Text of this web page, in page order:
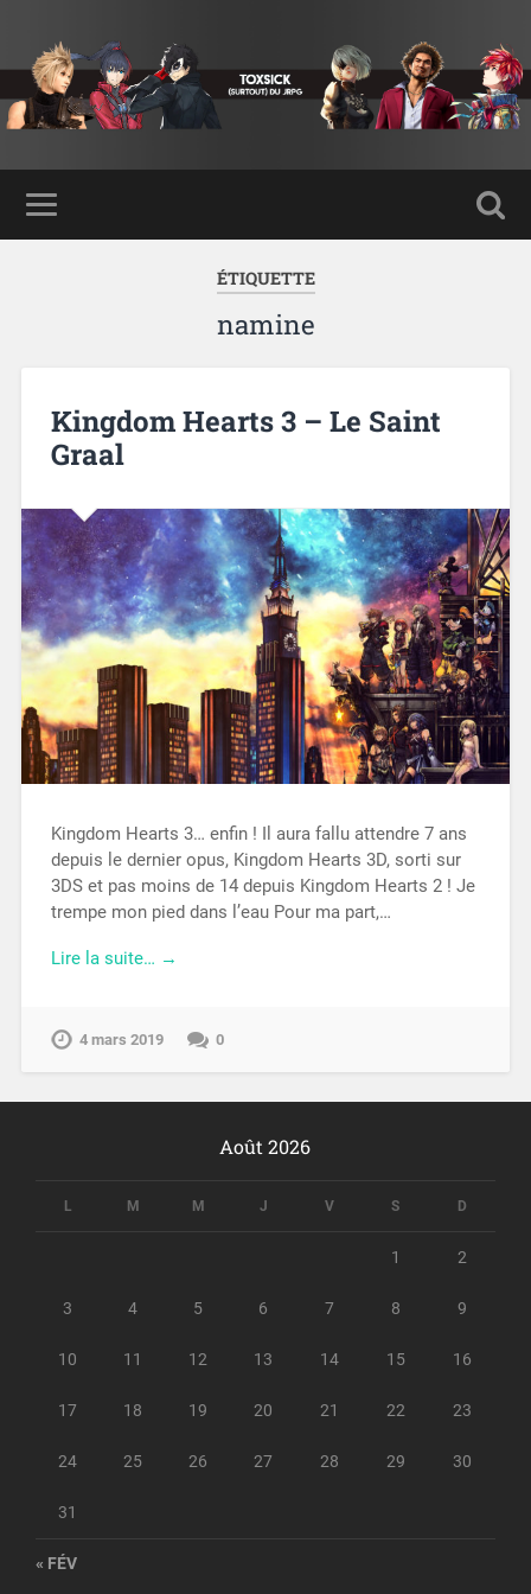
ÉTIQUETTE
namine
Kingdom Hearts 3 – Le Saint
Graal
Kingdom Hearts 3… enfin ! Il aura fallu attendre 7 ans
depuis le dernier opus, Kingdom Hearts 3D, sorti sur
3DS et pas moins de 14 depuis Kingdom Hearts 2 ! Je
trempe mon pied dans l’eau Pour ma part,…
Lire la suite… →
4 mars 2019 0
Août 2026
L M M J V S D
1 2
3 4 5 6 7 8 9
10 11 12 13 14 15 16
17 18 19 20 21 22 23
24 25 26 27 28 29 30
31
« FÉV